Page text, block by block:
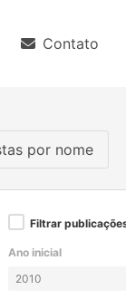
Contato
por nome
Filtrar
Ano inicial